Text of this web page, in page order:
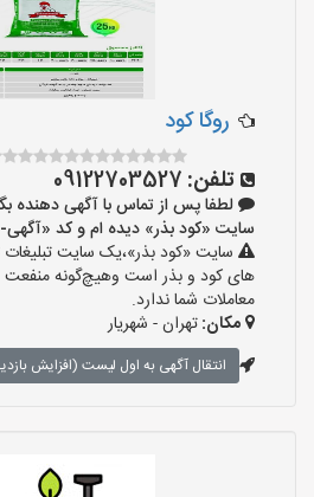
روگا کود
تلفن: 09122703527
لطفا پس از تماس با آگهی دهنده
سایت «کود بذر» دیده ام و کد «آگهی-26» را اعلام کنید»
سایت «کود بذر»،یک سایت
های کود و بذر است وهیچ‌گونه منفعت
معاملات شما ندارد.
مکان:تهران - شهریار
انتقال آگهی به اول لیست (افزایش